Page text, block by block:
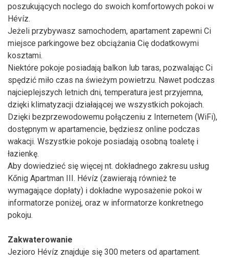
poszukujących noclego do swoich komfortowych pokoi w
Hévíz.
Jeżeli przybywasz samochodem, apartament zapewni Ci
miejsce parkingowe bez obciążania Cię dodatkowymi
kosztami.
Niektóre pokoje posiadają balkon lub taras, pozwalając Ci
spędzić miło czas na świeżym powietrzu. Nawet podczas
najcieplejszych letnich dni, temperatura jest przyjemna,
dzięki klimatyzacji działającej we wszystkich pokojach.
Dzięki bezprzewodowemu połączeniu z Internetem (WiFi),
dostępnym w apartamencie, będziesz online podczas
wakacji. Wszystkie pokoje posiadają osobną toaletę i
łazienkę.
Aby dowiedzieć się więcej nt. dokładnego zakresu usług
Kőnig Apartman III. Hévíz (zawierają również te
wymagające dopłaty) i dokładne wyposażenie pokoi w
informatorze poniżej, oraz w informatorze konkretnego
pokoju.
Zakwaterowanie
Jezioro Hévíz znajduje się 300 meters od apartament.